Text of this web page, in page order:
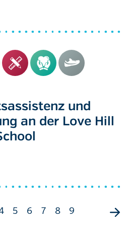
und
an der Love Hill
Seite
5 Seite
6 Seite
7 Seite
8 Seite
9